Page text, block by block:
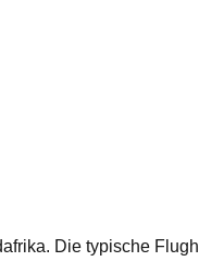
Die typische